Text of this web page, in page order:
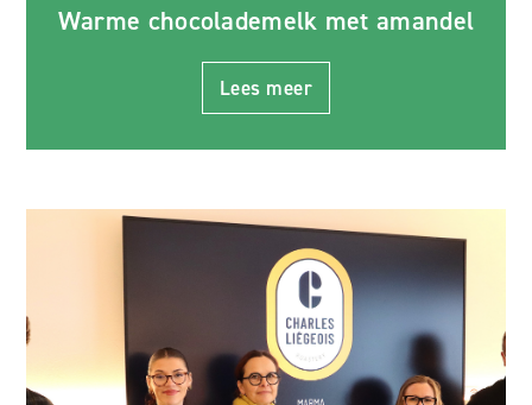
Warme chocolademelk met amandel
Lees meer